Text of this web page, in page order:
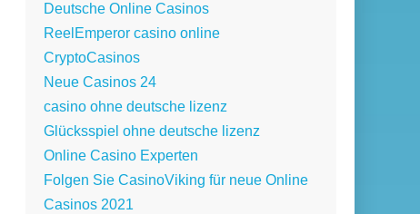
Deutsche Online Casinos
ReelEmperor casino online
CryptoCasinos
Neue Casinos 24
casino ohne deutsche lizenz
Glücksspiel ohne deutsche lizenz
Online Casino Experten
Folgen Sie CasinoViking für neue Online
Casinos 2021